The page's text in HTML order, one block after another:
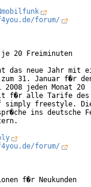
forum/
20 Freiminuten
das neue Jahr mit
31. Januar f�r
jeden Monat 20
f�r alle Tarife des
simply freestyle.
ins deutsche
forum/
f�r Neukunden